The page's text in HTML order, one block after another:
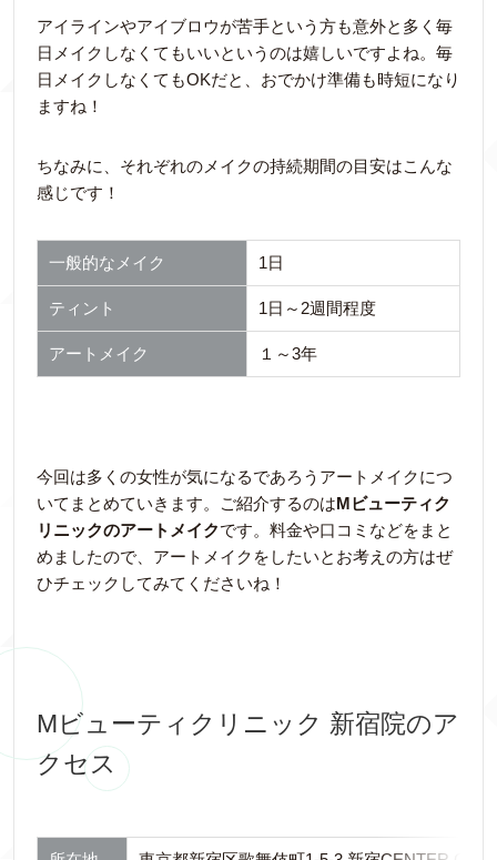
アイラインやアイブロウが苦手という方も意外と多く毎
日メイクしなくてもいいというのは嬉しいですよね。毎
日メイクしなくてもOKだと、おでかけ準備も時短になり
ますね！
ちなみに、それぞれのメイクの持続期間の目安はこんな
感じです！
一般的なメイク 1日
ティント 1日～2週間程度
アートメイク １～3年
今回は多くの女性が気になるであろうアートメイクにつ
いてまとめていきます。ご紹介するのはMビューティク
リニックのアートメイクです。料金や口コミなどをまと
めましたので、アートメイクをしたいとお考えの方はぜ
ひチェックしてみてくださいね！
Mビューティクリニック 新宿院のア
クセス